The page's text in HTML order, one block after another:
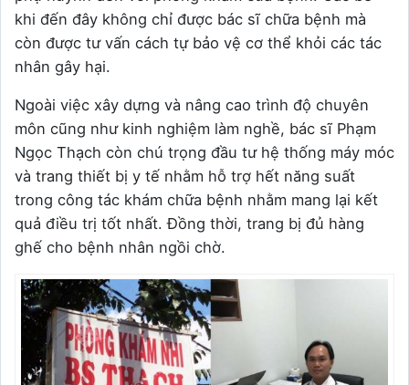
khi đến đây không chỉ được bác sĩ chữa bệnh mà
còn được tư vấn cách tự bảo vệ cơ thể khỏi các tác
nhân gây hại.
Ngoài việc xây dựng và nâng cao trình độ chuyên
môn cũng như kinh nghiệm làm nghề, bác sĩ Phạm
Ngọc Thạch còn chú trọng đầu tư hệ thống máy móc
và trang thiết bị y tế nhằm hỗ trợ hết năng suất
trong công tác khám chữa bệnh nhằm mang lại kết
quả điều trị tốt nhất. Đồng thời, trang bị đủ hàng
ghế cho bệnh nhân ngồi chờ.